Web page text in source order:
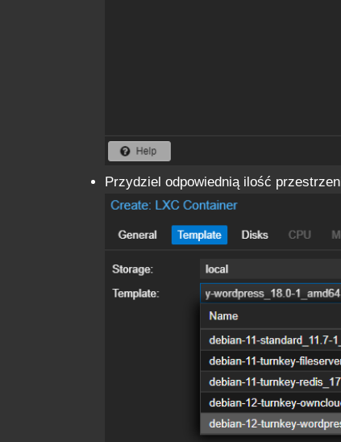
Przydziel odpowiednią ilość